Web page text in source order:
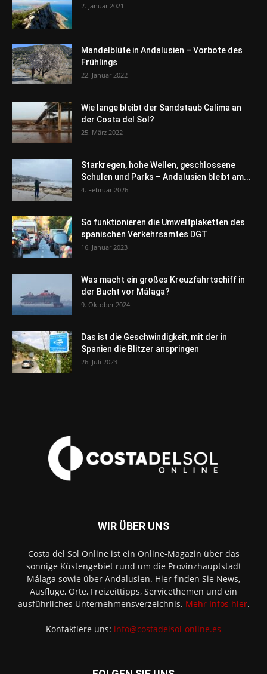
2. Januar 2021
Mandelblüte in Andalusien – Vorbote des
Frühlings
22. Januar 2022
Wie lange bleibt der Sandstaub Calima an
der Costa del Sol?
25. März 2022
Starkregen, hohe Wellen, geschlossene
Schulen und Parks – Andalusien bleibt am...
4. Februar 2026
So funktionieren die Umweltplaketten des
spanischen Verkehrsamtes DGT
16. Januar 2023
Was macht ein großes Kreuzfahrtschiff in
der Bucht vor Málaga?
9. Oktober 2024
Das ist die Geschwindigkeit, mit der in
Spanien die Blitzer anspringen
26. Juli 2023
WIR ÜBER UNS
Costa del Sol Online ist ein Online-Magazin über das
sonnige Küstengebiet rund um die Provinzhauptstadt
Málaga sowie über Andalusien. Hier finden Sie News,
Ausflüge, Orte, Freizeittipps, Servicethemen und ein
ausführliches Unternehmensverzeichnis. Mehr Infos hier.
Kontaktiere uns: info@costadelsol-online.es